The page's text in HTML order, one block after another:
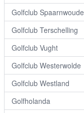
Golfclub Spaarnwoude
Golfclub Terschelling
Golfclub Vught
Golfclub Westerwolde
Golfclub Westland
Golfholanda